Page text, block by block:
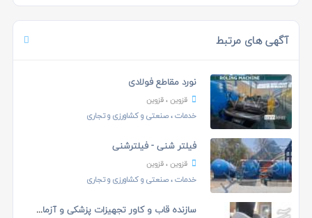
آگهی های مرتبط
نورد مقاطع فولادی
قزوین، قزوین
خدمات، صنعتی و کشاورزی و تجاری
فیلتر شنی - فیلترشنی
قزوین، قزوین
خدمات، صنعتی و کشاورزی و تجاری
سازنده قاب و کاور تجهیزات پزشکی و آزمایشگاهی